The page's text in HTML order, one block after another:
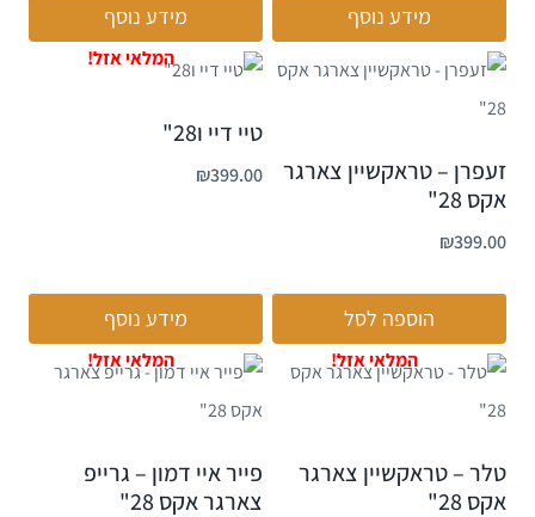
מידע נוסף מידע נוסף
זעפרן – טראקשיין צארגר
אקס 28"
₪399.00
הוספה לסל
טיי דיי ו28"
₪399.00
מידע נוסף
טלר – טראקשיין צארגר
אקס 28"
פייר איי דמון – גרייפ
צארגר אקס 28"